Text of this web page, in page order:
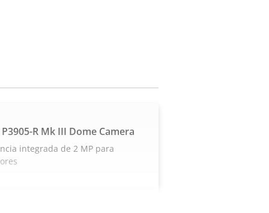
P3905-R Mk III Dome Camera
integrada de 2 MP para